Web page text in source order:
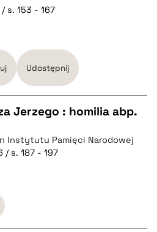
s. 153 - 167
Udostępnij
Jerzego : homilia abp.
Instytutu Pamięci Narodowej
/ s. 187 - 197